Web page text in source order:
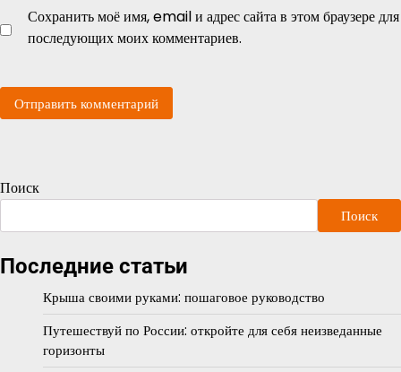
Сохранить моё имя, email и адрес сайта в этом браузере для
последующих моих комментариев.
Поиск
Поиск
Последние статьи
Крыша своими руками: пошаговое руководство
Путешествуй по России: откройте для себя неизведанные
горизонты